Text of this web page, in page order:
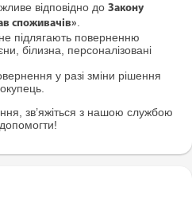
відповідно до Закону
споживачів».
не підлягають поверненню
білизна, персоналізовані
у разі зміни рішення
зв’яжіться з нашою службою